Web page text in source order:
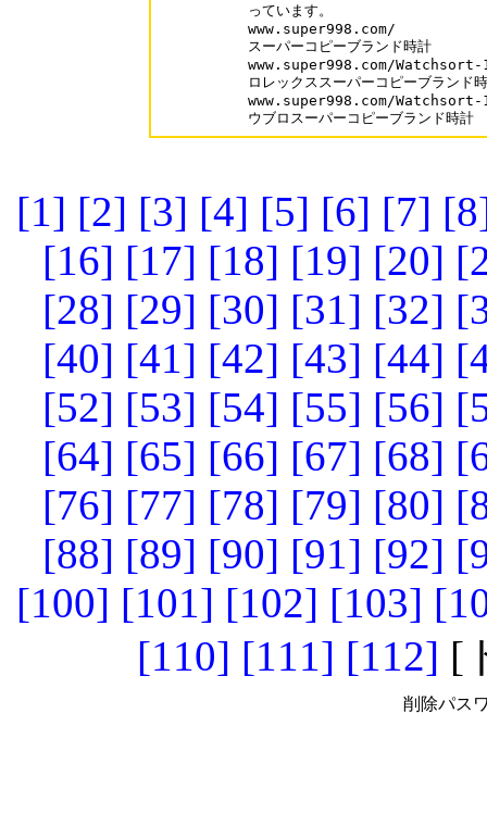
っています。
www.super998.com/
スーパーコピーブランド時計
www.super998.com/
ロレックススーパーコピーブランド
www.super998.com/
[1] [2] [3] [4] [5] [6] [7]
[16] [17] [18] [19] [20]
[28] [29] [30] [31] [32]
[40] [41] [42] [43] [44]
[52] [53] [54] [55] [56]
[64] [65] [66] [67] [68]
[76] [77] [78] [79] [80]
[88] [89] [90] [91] [92]
[100] [101] [102] [103]
[110] [111] [112] [
削除パス